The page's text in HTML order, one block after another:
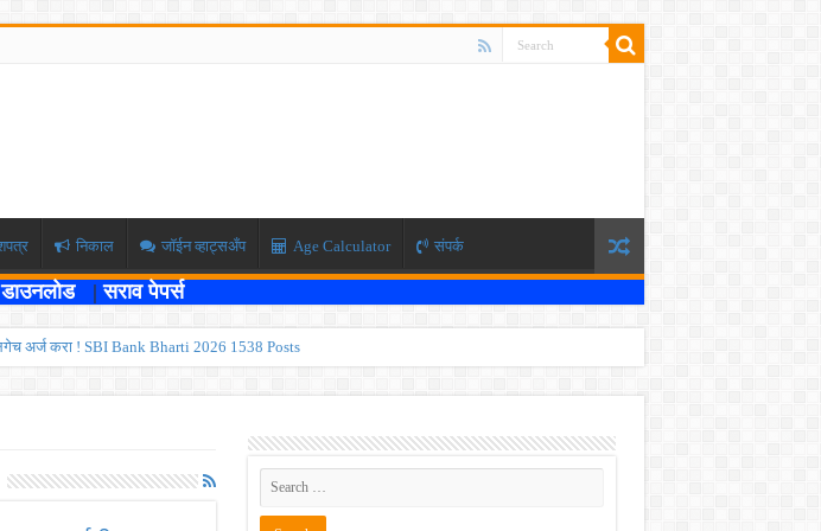
निकाल जॉईन व्हाट्सअँप Age Calculator संपर्क
|सराव पेपर्स
अर्ज करा ! SBI Bank Bharti 2026 1538 Posts